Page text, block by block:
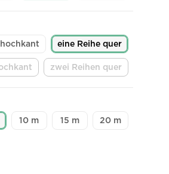
eine Reihe quer
Option ist zurzeit nicht verfügbar.)
zwei Reihen quer
(Diese Option ist
10 m 15 m 20 m